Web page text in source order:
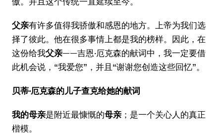
父亲有许多值得我骄傲和感恩的地方。上帝为我们选
择了彼此。他在很多事情上都是我的榜样。因此，在
这份给我父亲——吉恩·厄克森的献词中，我一定要借
此机会说，“我爱您”，并且“谢谢您创造这些回忆”。
贝蒂·厄克森的儿子查克给她的献词
我的母亲是附近最慷慨的母亲 ；是一个关心人的真正
楷模。